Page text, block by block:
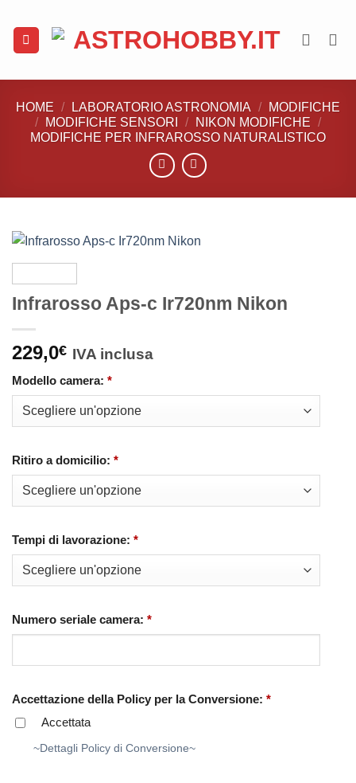
contenuti
HOME / LABORATORIO ASTRONOMIA / MODIFICHE
/ MODIFICHE SENSORI / NIKON MODIFICHE /
MODIFICHE PER INFRAROSSO NATURALISTICO
Infrarosso Aps-c Ir720nm Nikon
229,0€ IVA inclusa
Modello camera: *
Ritiro a domicilio: *
Tempi di lavorazione: *
Numero seriale camera: *
Accettazione della Policy per la Conversione: *
Accettata
~Dettagli Policy di Conversione~